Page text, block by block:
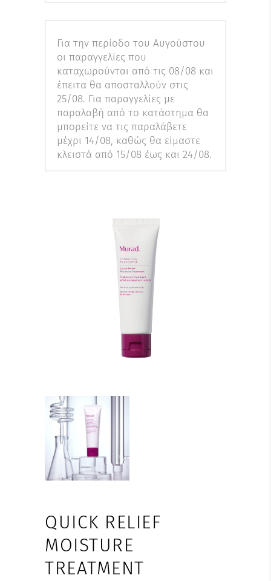
Για την περίοδο του Αυγούστου
οι παραγγελίες που
καταχωρούνται από τις 08/08 και
έπειτα θα αποσταλλούν στις
25/08. Για παραγγελίες με
παραλαβή από το κατάστημα θα
μπορείτε να τις παραλάβετε
μέχρι 14/08, καθώς θα είμαστε
κλειστά από 15/08 έως και 24/08.
QUICK RELIEF
MOISTURE
TREATMENT